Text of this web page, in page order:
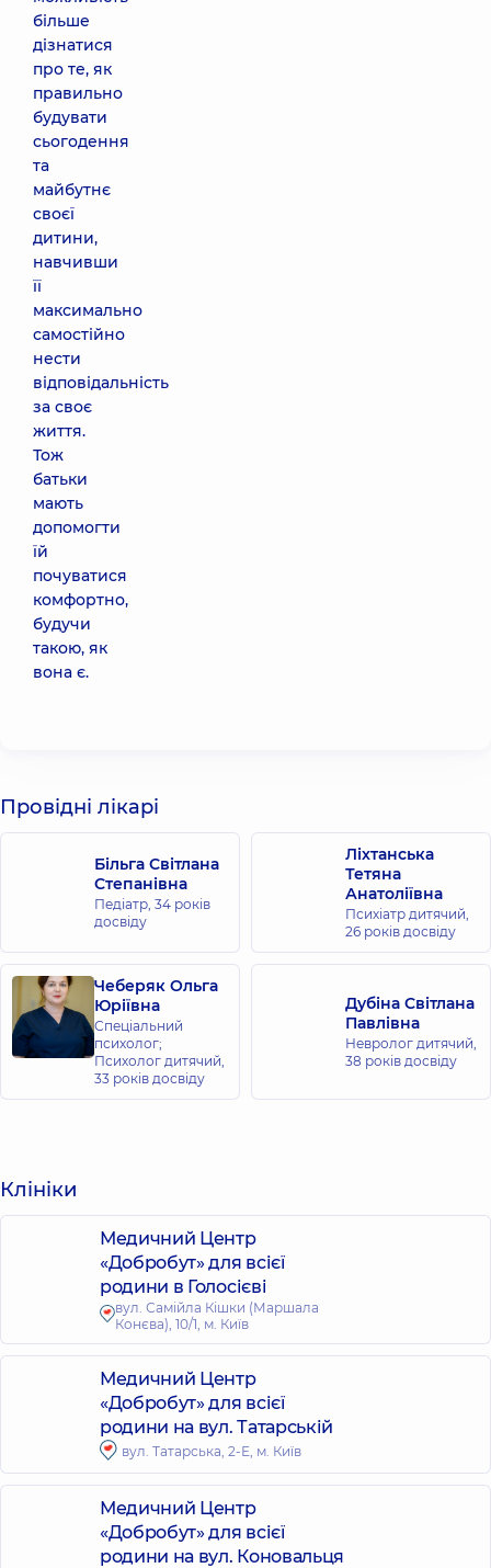
більше
дізнатися
про те, як
правильно
будувати
сьогодення
та
майбутнє
своєї
дитини,
навчивши
її
максимально
самостійно
нести
відповідальність
за своє
життя.
Тож
батьки
мають
допомогти
їй
почуватися
комфортно,
будучи
такою, як
вона є.
Провідні лікарі
Більга Світлана
Степанівна
Педіатр, 34 років
досвіду
Ліхтанська
Тетяна
Анатоліївна
Психіатр дитячий,
26 років досвіду
Чеберяк Ольга
Юріївна
Спеціальний
психолог;
Психолог дитячий,
33 років досвіду
Дубіна Світлана
Павлівна
Невролог дитячий,
38 років досвіду
Клініки
Медичний Центр
«Добробут» для всієї
родини в Голосієві
вул. Самійла Кішки (Маршала
Конєва), 10/1, м. Київ
Медичний Центр
«Добробут» для всієї
родини на вул. Татарській
вул. Татарська, 2-Е, м. Київ
Медичний Центр
«Добробут» для всієї
родини на вул. Коновальця